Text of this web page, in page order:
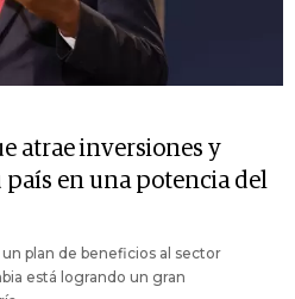
atrae inversiones y
en una potencia del
plan de beneficios al sector
está logrando un gran